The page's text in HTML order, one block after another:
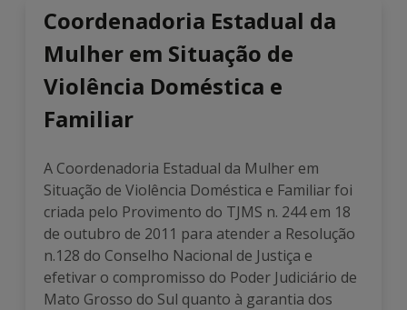
Coordenadoria Estadual da
Mulher em Situação de
Violência Doméstica e
Familiar
A Coordenadoria Estadual da Mulher em
Situação de Violência Doméstica e Familiar foi
criada pelo Provimento do TJMS n. 244 em 18
de outubro de 2011 para atender a Resolução
n.128 do Conselho Nacional de Justiça e
efetivar o compromisso do Poder Judiciário de
Mato Grosso do Sul quanto à garantia dos